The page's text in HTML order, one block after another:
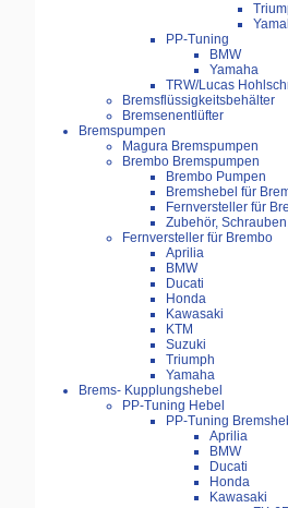
PP-Tuning
BMW
Yamaha
TRW/Lucas
Bremsflüssigkeitsbehälter
Bremsenentlüfter
Bremspumpen
Magura Bremspumpen
Brembo Bremspumpen
Brembo Pumpen
Bremshebel für
Fernversteller für
Zubehör,
Fernversteller für Brembo
Aprilia
BMW
Ducati
Honda
Kawasaki
KTM
Suzuki
Triumph
Yamaha
Brems- Kupplungshebel
PP-Tuning Hebel
PP-Tuning
Aprilia
BMW
Ducati
Honda
Kawasaki